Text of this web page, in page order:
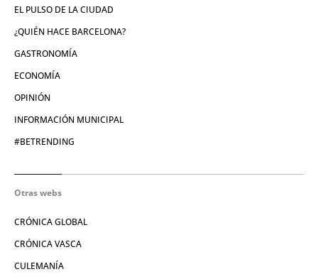
EL PULSO DE LA CIUDAD
¿QUIÉN HACE BARCELONA?
GASTRONOMÍA
ECONOMÍA
OPINIÓN
INFORMACIÓN MUNICIPAL
#BETRENDING
Otras webs
CRÓNICA GLOBAL
CRÓNICA VASCA
CULEMANÍA